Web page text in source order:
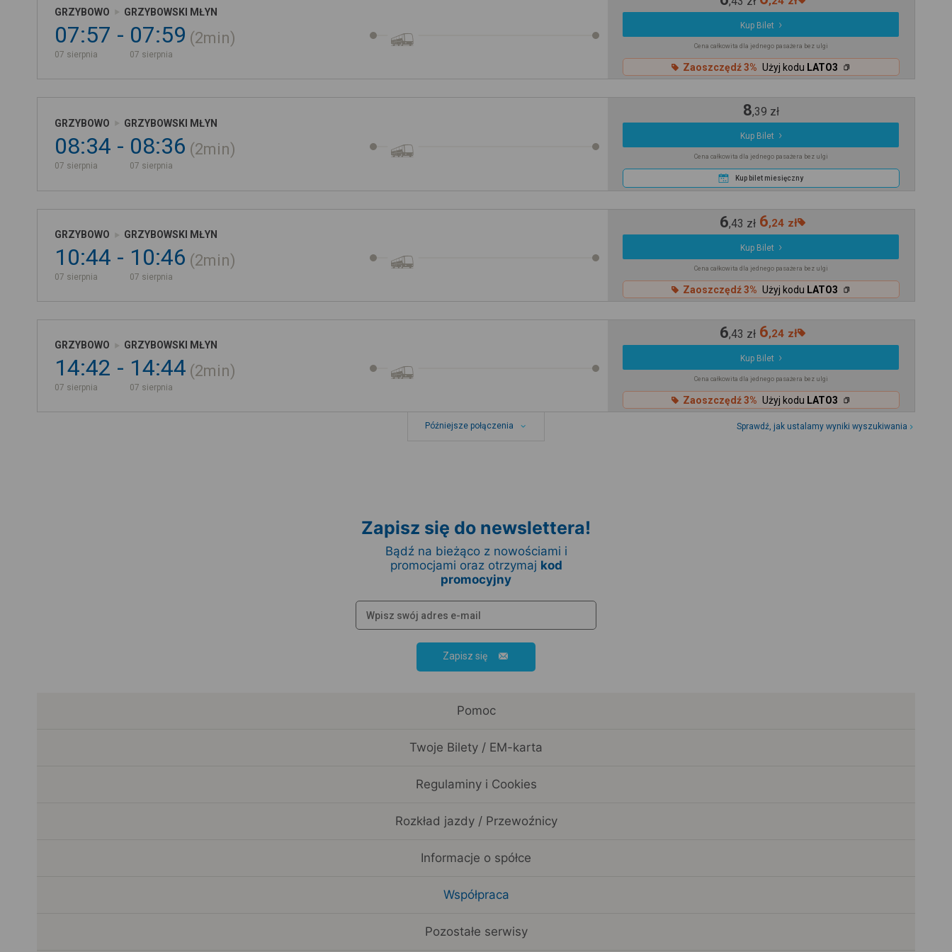
GRZYBOWO GRZYBOWSKI MŁYN
07:57
07 sierpnia
07:59
07 sierpnia
2min
Kup Bilet
Cena całkowita dla jednego pasażera bez ulgi
Zaoszczędź 3% Użyj kodu LATO3
GRZYBOWO GRZYBOWSKI MŁYN
08:34
07 sierpnia
08:36
07 sierpnia
2min
8,39 zł
Kup Bilet
Cena całkowita dla jednego pasażera bez ulgi
Kup bilet miesięczny
GRZYBOWO GRZYBOWSKI MŁYN
10:44
07 sierpnia
10:46
07 sierpnia
2min
6,43 zł 6,24 zł
Kup Bilet
Cena całkowita dla jednego pasażera bez ulgi
Zaoszczędź 3% Użyj kodu LATO3
GRZYBOWO GRZYBOWSKI MŁYN
14:42
07 sierpnia
14:44
07 sierpnia
2min
6,43 zł 6,24 zł
Kup Bilet
Cena całkowita dla jednego pasażera bez ulgi
Zaoszczędź 3% Użyj kodu LATO3
Późniejsze połączenia Sprawdź, jak ustalamy wyniki wyszukiwania
Zapisz się do newslettera!
Bądź na bieżąco z nowościami i
promocjami oraz otrzymaj kod
promocyjny
Zapisz się
Pomoc
Twoje Bilety / EM-karta
Regulaminy i Cookies
Rozkład jazdy / Przewoźnicy
Informacje o spółce
Współpraca
Pozostałe serwisy